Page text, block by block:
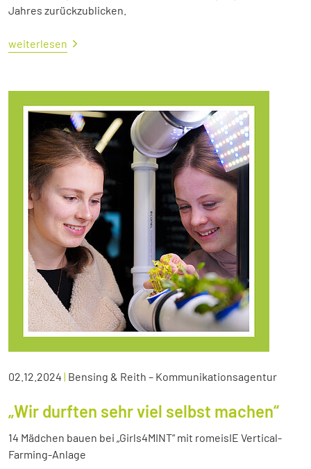
Jahres zurückzublicken.
weiterlesen
02.12.2024 | Bensing & Reith – Kommunikationsagentur
„Wir durften sehr viel selbst machen“
14 Mädchen bauen bei „Girls4MINT“ mit romeisIE Vertical-
Farming-Anlage